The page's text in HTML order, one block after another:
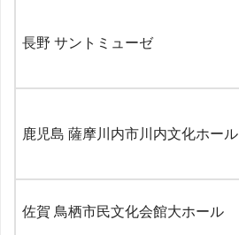
長野 サントミューゼ
鹿児島 薩摩川内市川内文化ホール
佐賀 鳥栖市民文化会館大ホール